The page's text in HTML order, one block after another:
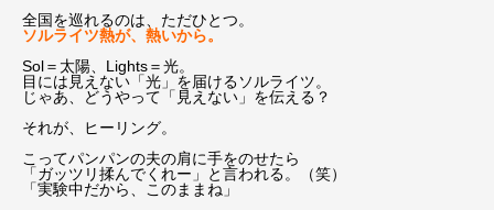
全国を巡れるのは、ただひとつ。
ソルライツ熱が、熱いから。
Sol＝太陽、Lights＝光。
目には見えない「光」を届けるソルライツ。
じゃあ、どうやって「見えない」を伝える？
それが、ヒーリング。
こってパンパンの夫の肩に手をのせたら
「ガッツリ揉んでくれー」と言われる。（笑）
「実験中だから、このままね」